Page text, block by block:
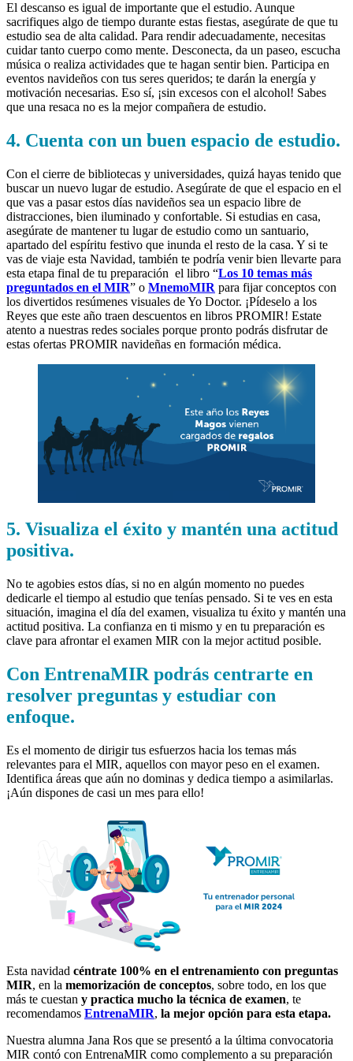
El descanso es igual de importante que el estudio. Aunque
sacrifiques algo de tiempo durante estas fiestas, asegúrate de que tu
estudio sea de alta calidad. Para rendir adecuadamente, necesitas
cuidar tanto cuerpo como mente. Desconecta, da un paseo, escucha
música o realiza actividades que te hagan sentir bien. Participa en
eventos navideños con tus seres queridos; te darán la energía y
motivación necesarias. Eso sí, ¡sin excesos con el alcohol! Sabes
que una resaca no es la mejor compañera de estudio.
4. Cuenta con un buen espacio de estudio.
Con el cierre de bibliotecas y universidades, quizá hayas tenido que
buscar un nuevo lugar de estudio. Asegúrate de que el espacio en el
que vas a pasar estos días navideños sea un espacio libre de
distracciones, bien iluminado y confortable. Si estudias en casa,
asegúrate de mantener tu lugar de estudio como un santuario,
apartado del espíritu festivo que inunda el resto de la casa. Y si te
vas de viaje esta Navidad, también te podría venir bien llevarte para
esta etapa final de tu preparación el libro “Los 10 temas más
preguntados en el MIR” o MnemoMIR para fijar conceptos con
los divertidos resúmenes visuales de Yo Doctor. ¡Pídeselo a los
Reyes que este año traen descuentos en libros PROMIR! Estate
atento a nuestras redes sociales porque pronto podrás disfrutar de
estas ofertas PROMIR navideñas en formación médica.
5. Visualiza el éxito y mantén una actitud
positiva.
No te agobies estos días, si no en algún momento no puedes
dedicarle el tiempo al estudio que tenías pensado. Si te ves en esta
situación, imagina el día del examen, visualiza tu éxito y mantén una
actitud positiva. La confianza en ti mismo y en tu preparación es
clave para afrontar el examen MIR con la mejor actitud posible.
Con EntrenaMIR podrás centrarte en
resolver preguntas y estudiar con
enfoque.
Es el momento de dirigir tus esfuerzos hacia los temas más
relevantes para el MIR, aquellos con mayor peso en el examen.
Identifica áreas que aún no dominas y dedica tiempo a asimilarlas.
¡Aún dispones de casi un mes para ello!
Esta navidad céntrate 100% en el entrenamiento con preguntas
MIR, en la memorización de conceptos, sobre todo, en los que
más te cuestan y practica mucho la técnica de examen, te
recomendamos EntrenaMIR, la mejor opción para esta etapa.
Nuestra alumna Jana Ros que se presentó a la última convocatoria
MIR contó con EntrenaMIR como complemento a su preparación